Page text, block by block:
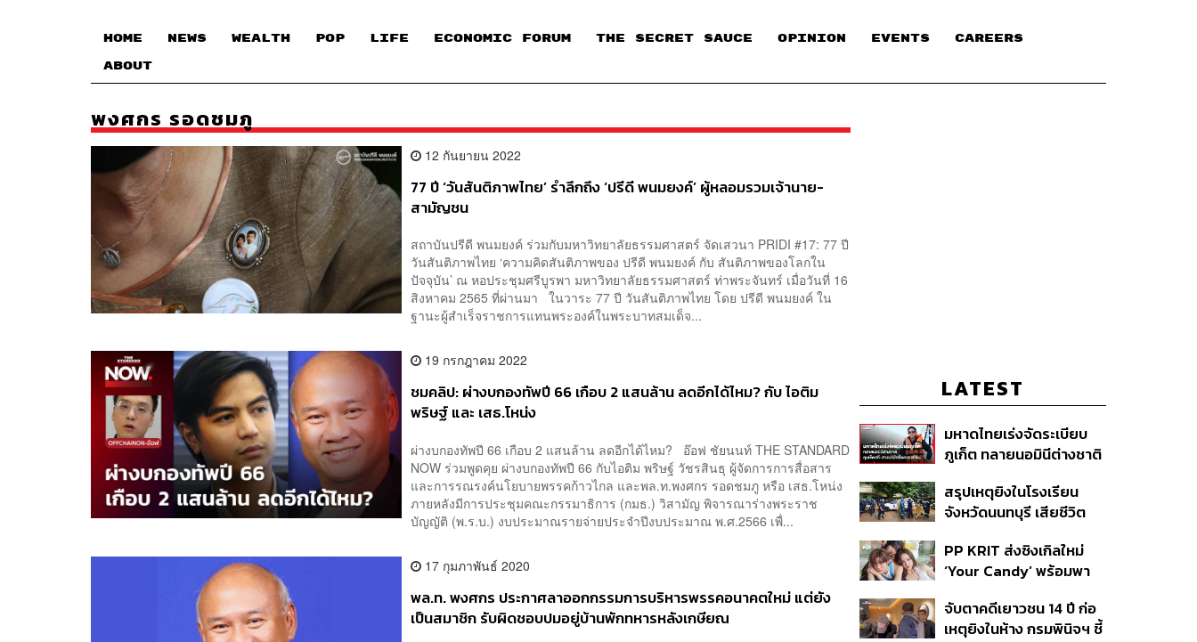
HOME NEWS WEALTH POP LIFE ECONOMIC FORUM THE SECRET SAUCE​ OPINION EVENTS CAREERS
ABOUT
พงศกร รอดชมภู
12 กันยายน 2022
77 ปี ‘วันสันติภาพไทย’ รำลึกถึง ‘ปรีดี พนมยงค์’ ผู้หลอมรวมเจ้านาย-
สามัญชน
สถาบันปรีดี พนมยงค์ ร่วมกับมหาวิทยาลัยธรรมศาสตร์ จัดเสวนา PRIDI #17: 77 ปี
วันสันติภาพไทย ‘ความคิดสันติภาพของ ปรีดี พนมยงค์ กับ สันติภาพของโลกใน
ปัจจุบัน’ ณ หอประชุมศรีบูรพา มหาวิทยาลัยธรรมศาสตร์ ท่าพระจันทร์ เมื่อวันที่ 16
สิงหาคม 2565 ที่ผ่านมา ในวาระ 77 ปี วันสันติภาพไทย โดย ปรีดี พนมยงค์ ใน
ฐานะผู้สำเร็จราชการแทนพระองค์ในพระบาทสมเด็จ...
19 กรกฎาคม 2022
ชมคลิป: ผ่างบกองทัพปี 66 เกือบ 2 แสนล้าน ลดอีกได้ไหม? กับ ไอติม
พริษฐ์ และ เสธ.โหน่ง
ผ่างบกองทัพปี 66 เกือบ 2 แสนล้าน ลดอีกได้ไหม? อ๊อฟ ชัยนนท์ THE STANDARD
NOW ร่วมพูดคุย ผ่างบกองทัพปี 66 กับไอติม พริษฐ์ วัชรสินธุ ผู้จัดการการสื่อสาร
และการรณรงค์นโยบายพรรคก้าวไกล และพล.ท.พงศกร รอดชมภู หรือ เสธ.โหน่ง
ภายหลังมีการประชุมคณะกรรมาธิการ (กมธ.) วิสามัญ พิจารณาร่างพระราช
บัญญัติ (พ.ร.บ.) งบประมาณรายจ่ายประจำปีงบประมาณ พ.ศ.2566 เพื่...
17 กุมภาพันธ์ 2020
พล.ท. พงศกร ประกาศลาออกกรรมการบริหารพรรคอนาคตใหม่ แต่ยัง
เป็นสมาชิก รับผิดชอบปมอยู่บ้านพักทหารหลังเกษียณ
LATEST
มหาดไทยเร่งจัดระเบียบ
ภูเก็ต ทลายนอมินีต่างชาติ
ที่ดิน เคลียร์ใบอนุญาต
โรงแรมค้าง 7 ปี
สรุปเหตุยิงในโรงเรียน
จังหวัดนนทบุรี เสียชีวิต
ปมค้นประวัติคดีกราดยิงที่
สหรัฐฯ
PP KRIT ส่งซิงเกิลใหม่
‘Your Candy’ พร้อมพา
สิกวิดีโอ
จับตาคดีเยาวชน 14 ปี ก่อ
เหตุยิงในห้าง กรมพินิจฯ ชี้